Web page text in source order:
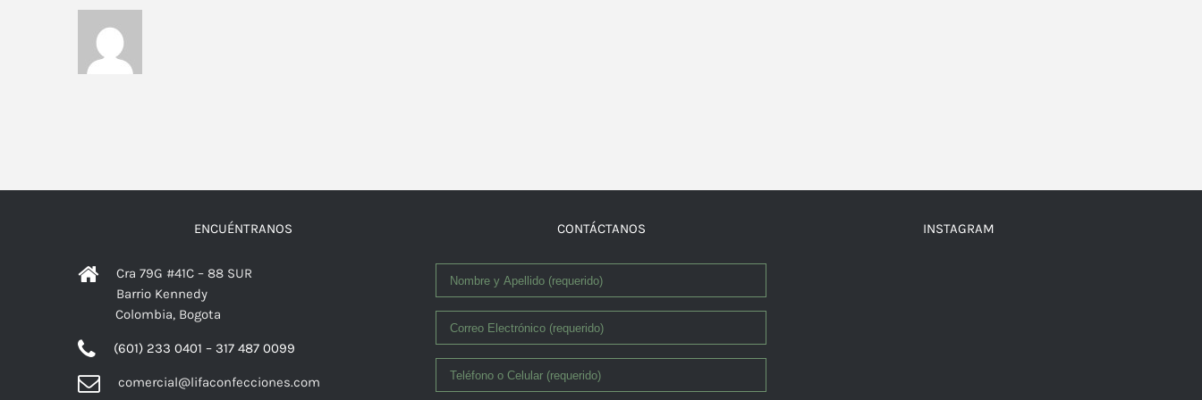
ENCUÉNTRANOS
Cra 79G #41C – 88 SUR
Barrio Kennedy
Colombia, Bogota
(601) 233 0401 – 317 487 0099
comercial@lifaconfecciones.com
CONTÁCTANOS INSTAGRAM